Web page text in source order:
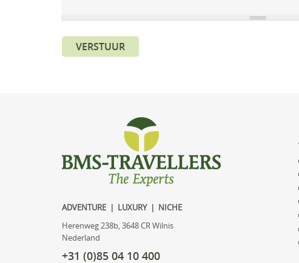
VERSTUUR
ADVENTURE | LUXURY | NICHE
Herenweg 238b, 3648 CR Wilnis
Nederland
+31 (0)85 04 10 400